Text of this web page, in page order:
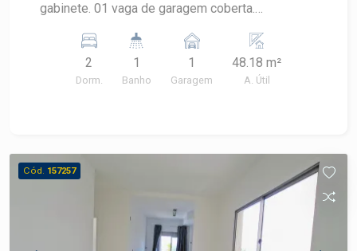
gabinete. 01 vaga de garagem coberta.
ground, campo, mercadinho.
2
Dorm.
1
Banho
1
Garagem
48.18 m²
A. Útil
Cód. 157257